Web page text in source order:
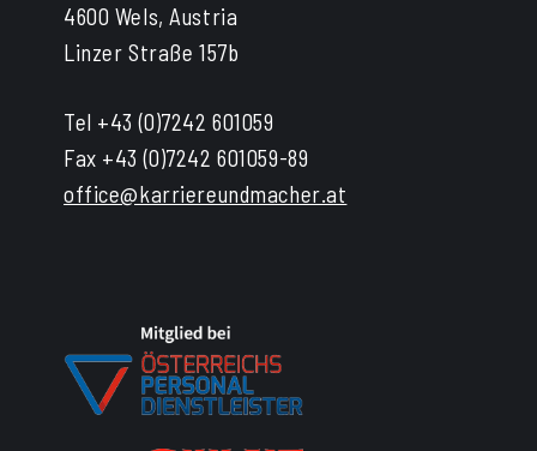
4600 Wels, Austria
Linzer Straße 157b
Tel +43 (0)7242 601059
Fax +43 (0)7242 601059-89
office@karriereundmacher.at